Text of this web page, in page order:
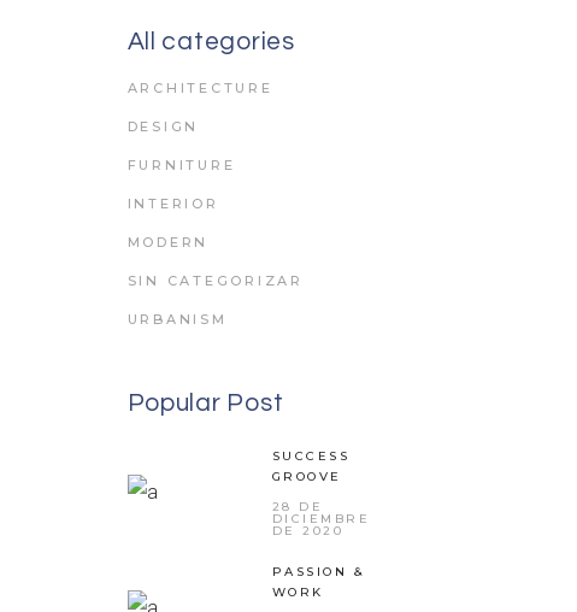
All categories
ARCHITECTURE
DESIGN
FURNITURE
INTERIOR
MODERN
SIN CATEGORIZAR
URBANISM
Popular Post
SUCCESS
GROOVE
28 DE
DICIEMBRE
DE 2020
PASSION &
WORK